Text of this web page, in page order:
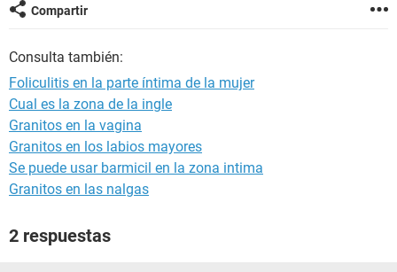
Compartir
Consulta también:
Foliculitis en la parte íntima de la mujer
Cual es la zona de la ingle
Granitos en la vagina
Granitos en los labios mayores
Se puede usar barmicil en la zona intima
Granitos en las nalgas
2 respuestas